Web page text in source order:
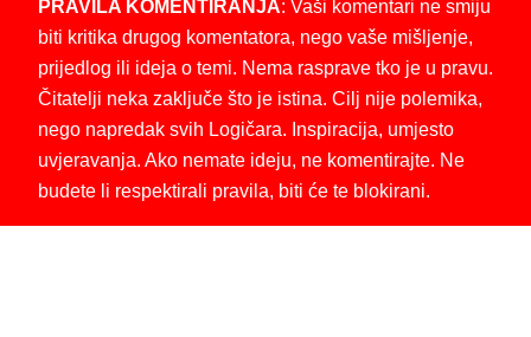
PRAVILA KOMENTIRANJA: Vaši komentari ne smiju
biti kritika drugog komentatora, nego vaše mišljenje,
prijedlog ili ideja o temi. Nema rasprave tko je u pravu.
Čitatelji neka zaključe što je istina. Cilj nije polemika,
nego napredak svih Logičara. Inspiracija, umjesto
uvjeravanja. Ako nemate ideju, ne komentirajte. Ne
budete li respektirali pravila, biti će te blokirani.